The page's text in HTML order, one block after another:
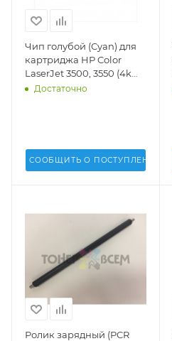
Чип голубой (Cyan) для
картриджа HP Color
LaserJet 3500, 3550 (4k
стр.)(DV Inc.) -
Достаточно
СООБЩИТЬ О ПОСТУПЛЕНИИ
Ролик зарядный (PCR